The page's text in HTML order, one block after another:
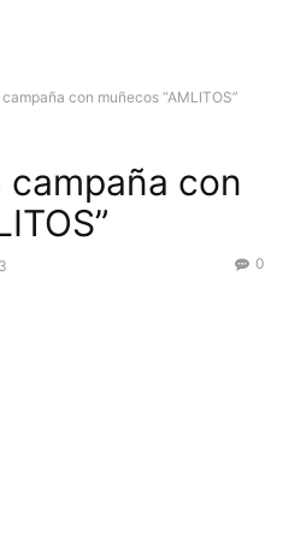
con muñecos “AMLITOS”
campaña con
0